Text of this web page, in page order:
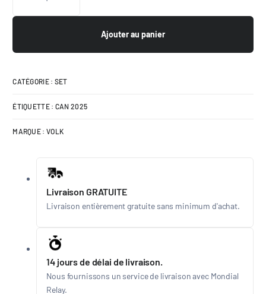
Ajouter au panier
CATÉGORIE : SET
ÉTIQUETTE : CAN 2025
MARQUE : VOLK
Livraison GRATUITE
Livraison entièrement gratuite sans minimum d'achat.
14 jours de délai de livraison.
Nous fournissons un service de livraison avec Mondial
Relay.